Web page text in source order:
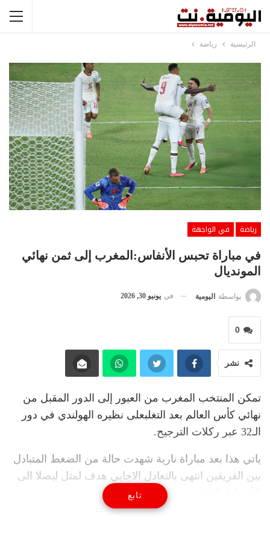
الرئيسية رياضة
رياضة
في الواجهة
في مباراة تحبس الأنفاس:المغرب إلى ثمن نهائي
المونديال
بواسطة اليومية في يونيو 30, 2026
0
نشر
تمكن المنتخب المغرب من العبور إلى الدور المقبل من
نهائي كأس العالم بعد التغلبعلى نظيره الهولندي في دور
الـ32 عبر ركلات الترجيح.
ياتي هذا بعد مباراة نارية شهدت حالة من الضغط المتبادل
بين الفريقين انتهى بالتعادل الاجابي هدف لمثل ليصلا الى
الأشواط الإضافية ثم الى الركلات الترجيحية.
تابع